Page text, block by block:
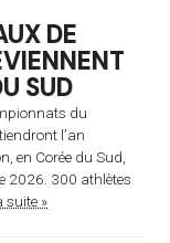
DE
SUD
du
l’an
en Corée du Sud,
2026. 300 athlètes
suite »